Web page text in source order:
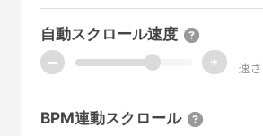
自動スクロール速度
ー + 速さ
BPM連動スクロール